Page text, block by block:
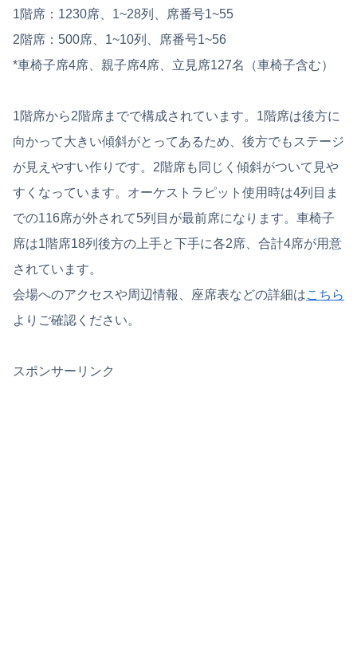
1階席：1230席、1~28列、席番号1~55
2階席：500席、1~10列、席番号1~56
*車椅子席4席、親子席4席、立見席127名（車椅子含む）
1階席から2階席までで構成されています。1階席は後方に
向かって大きい傾斜がとってあるため、後方でもステージ
が見えやすい作りです。2階席も同じく傾斜がついて見や
すくなっています。オーケストラピット使用時は4列目ま
での116席が外されて5列目が最前席になります。車椅子
席は1階席18列後方の上手と下手に各2席、合計4席が用意
されています。
会場へのアクセスや周辺情報、座席表などの詳細はこちら
よりご確認ください。
スポンサーリンク